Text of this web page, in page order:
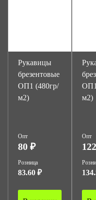
Рукавицы
брезентовые
ОП1 (480гр/
м2)
Опт
80 ₽
Розница
83.60 ₽
м2)
Опт